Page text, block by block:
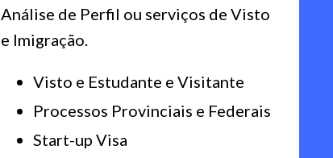
Análise de Perfil ou serviços de Visto
e Imigração.
Visto e Estudante e Visitante
Processos Provinciais e Federais
Start-up Visa